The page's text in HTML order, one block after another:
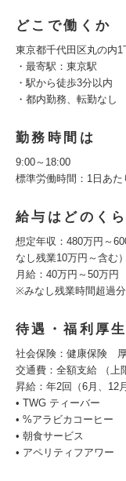
どこで働くか
東京都千代田区丸の内
・最寄駅：東京駅
・駅から徒歩3分以内
・都内勤務、転勤なし
勤務時間は
9:00～18:00
標準労働時間：1日あ
給与はどのく
想定年収：480万円～
なし残業10万円～含む）
月給：40万円～50万円
※みなし残業時間超過
待遇・福利厚
社会保険：健康保険
交通費：全額支給 （上
昇給：年2回（6月、
• TWG ティーバー
• %アラビカコーヒー
• 朝食サービス
• アペリティフアワー